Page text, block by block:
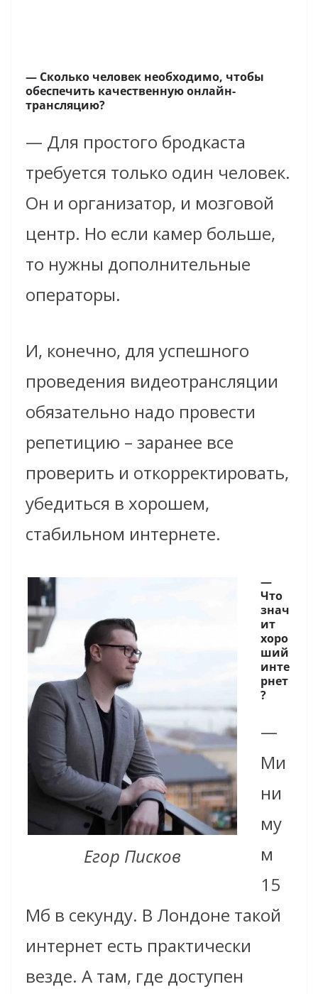
— Сколько человек необходимо, чтобы
обеспечить качественную онлайн-
трансляцию?
— Для простого бродкаста
требуется только один человек.
Он и организатор, и мозговой
центр. Но если камер больше,
то нужны дополнительные
операторы.
И, конечно, для успешного
проведения видеотрансляции
обязательно надо провести
репетицию – заранее все
проверить и откорректировать,
убедиться в хорошем,
стабильном интернете.
Егор Писков
—
Что
знач
ит
хоро
ший
инте
рнет
?
—
Ми
ни
му
м
15
Мб в секунду. В Лондоне такой
интернет есть практически
везде. А там, где доступен